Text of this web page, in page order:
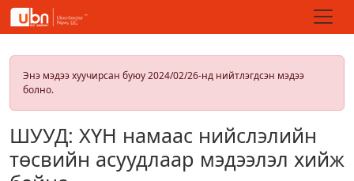
Энэ мэдээ хуучирсан буюу 2024/02/26-нд нийтлэгдсэн мэдээ
болно.
ШУУД: ХҮН намаас нийслэлийн
төсвийн асуудлаар мэдээлэл хийж